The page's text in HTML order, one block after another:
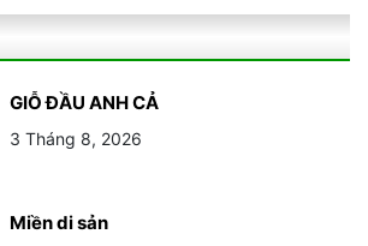
GIỖ ĐẦU ANH CẢ
3 Tháng 8, 2026
Miền di sản